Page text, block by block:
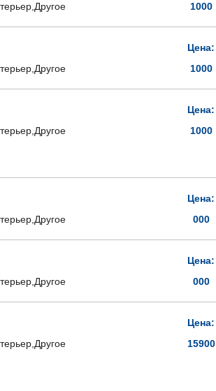
1000
Цена:
1000
Цена:
1000
Цена:
000
Цена:
000
Цена:
15900